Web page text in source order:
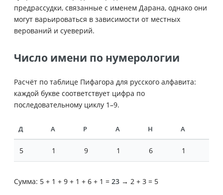
предрассудки, связанные с именем Дарана, однако они
могут варьироваться в зависимости от местных
верований и суеверий.
Число имени по нумерологии
Расчёт по таблице Пифагора для русского алфавита:
каждой букве соответствует цифра по
последовательному циклу 1–9.
Д А Р А Н А
5 1 9 1 6 1
Сумма: 5 + 1 + 9 + 1 + 6 + 1 = 23 → 2 + 3 = 5